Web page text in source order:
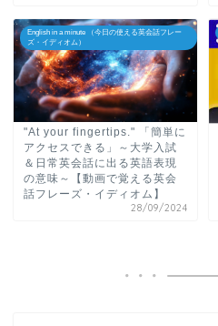
English in a minute （今日の使える英会話フレー
ズ・イディオム）
"At your fingertips." 「簡単に
アクセスできる」～大学入試
＆日常英会話に出る英語表現
の意味～【動画で覚える英会
話フレーズ・イディオム】
28/09/2024